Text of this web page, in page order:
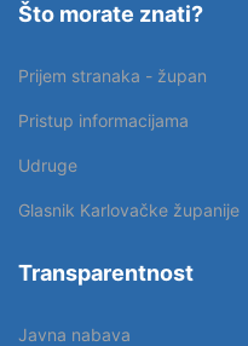
Što morate znati?
Prijem stranaka - župan
Pristup informacijama
Udruge
Glasnik Karlovačke županije
Transparentnost
Javna nabava